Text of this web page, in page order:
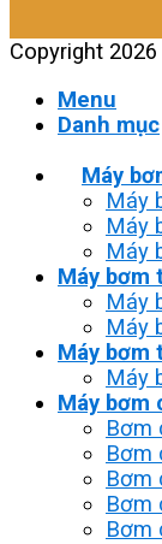
Copyright
Menu
Danh mục
Máy
Máy
Máy
Máy
Máy bơm
Máy
Máy
Máy bơm
Máy
Máy bơm
Bơm
Bơm
Bơm
Bơm
Bơm